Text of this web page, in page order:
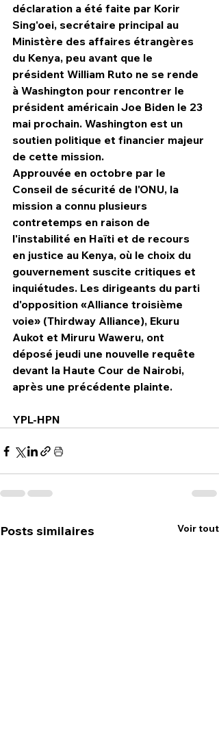
HPN Live
déclaration a été faite par Korir
Sing'oei, secrétaire principal au
Ministère des affaires étrangères
du Kenya, peu avant que le
président William Ruto ne se rende
à Washington pour rencontrer le
président américain Joe Biden le 23
mai prochain. Washington est un
soutien politique et financier majeur
de cette mission.
Approuvée en octobre par le
Conseil de sécurité de l'ONU, la
mission a connu plusieurs
contretemps en raison de
l'instabilité en Haïti et de recours
en justice au Kenya, où le choix du
gouvernement suscite critiques et
inquiétudes. Les dirigeants du parti
d'opposition «Alliance troisième
voie» (Thirdway Alliance), Ekuru
Aukot et Miruru Waweru, ont
déposé jeudi une nouvelle requête
devant la Haute Cour de Nairobi,
après une précédente plainte.
YPL-HPN
Posts similaires Voir tout